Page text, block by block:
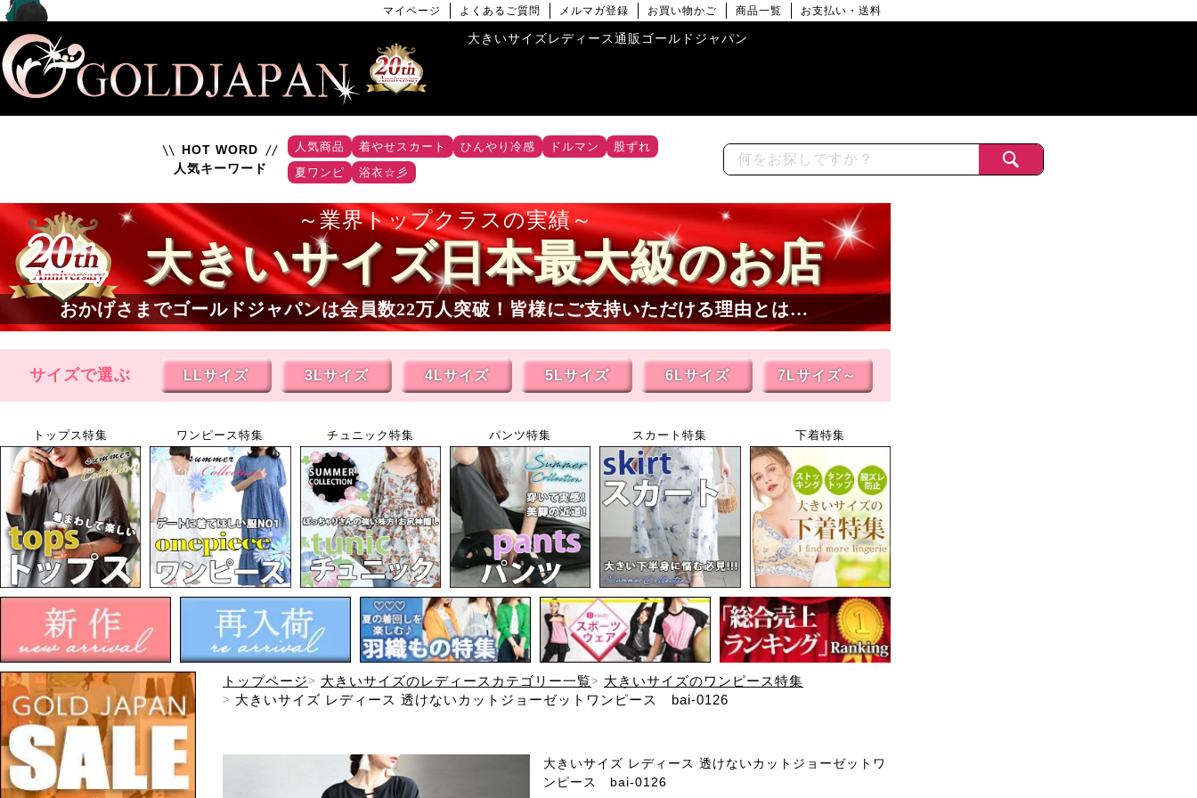
マイページ よくあるご質問 メルマガ登録 お買い物かご 商品一覧 お支払い・送料
大きいサイズレディース通販ゴールドジャパン
HOT WORD
人気キーワード
人気商品 着やせスカート ひんやり冷感 ドルマン
股ずれ
夏ワンピ
浴衣☆彡
業界トップクラスの実績
大きいサイズ日本最大級のお店
おかげさまでゴールドジャパンは会員数22万人突破！皆様にご支持いただける理由とは…
サイズで選ぶ LLサイズ 3Lサイズ 4Lサイズ 5Lサイズ 6Lサイズ 7Lサイズ～
トップス特集 ワンピース特集 チュニック特集 パンツ特集 スカート特集 下着特集
トップページ 大きいサイズのレディースカテゴリー一覧
大きいサイズのワンピース特集
大きいサイズ レディース 透けないカットジョーゼットワンピース bai-0126
大きいサイズ レディース 透けないカットジョーゼットワ
ンピース bai-0126